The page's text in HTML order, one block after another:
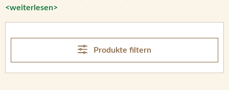
<weiterlesen>
Produkte filtern